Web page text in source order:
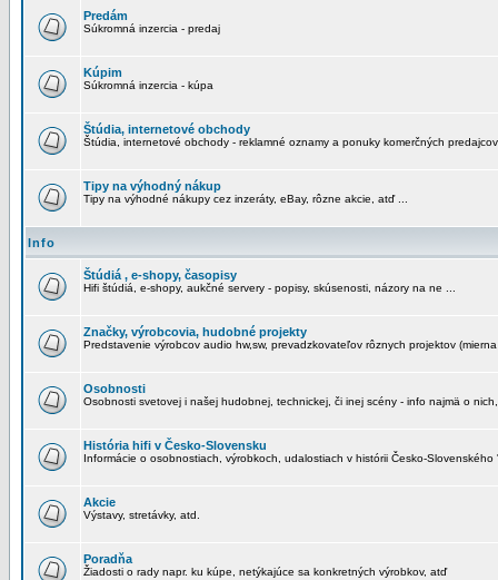
Predám
Súkromná inzercia - predaj
Kúpim
Súkromná inzercia - kúpa
Štúdia, internetové obchody
Štúdia, internetové obchody - reklamné oznamy a ponuky komerčných predajcov
Tipy na výhodný nákup
Tipy na výhodné nákupy cez inzeráty, eBay, rôzne akcie, atď ...
Info
Štúdiá , e-shopy, časopisy
Hifi štúdiá, e-shopy, aukčné servery - popisy, skúsenosti, názory na ne ...
Značky, výrobcovia, hudobné projekty
Predstavenie výrobcov audio hw,sw, prevadzkovateľov rôznych projektov
Osobnosti
Osobnosti svetovej i našej hudobnej, technickej, či inej scény - info najmä o
História hifi v Česko-Slovensku
Informácie o osobnostiach, výrobkoch, udalostiach v histórii Česko-Slovenského
Akcie
Výstavy, stretávky, atd.
Poradňa
Žiadosti o rady napr. ku kúpe, netýkajúce sa konkretných výrobkov, atď